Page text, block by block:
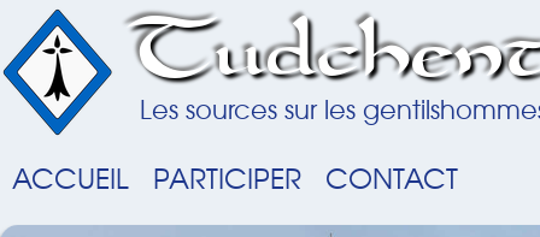
Les sources sur les
ACCUEIL PARTICIPER CONTACT